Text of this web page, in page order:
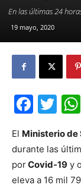
En las últimas 24
19 mayo, 2020
El Ministerio de
durante las
porCovid-19 y
eleva a 16 mil